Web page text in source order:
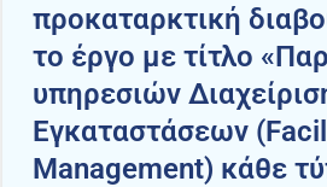
προκαταρκτική
το έργο με τίτλο
υπηρεσιών
Εγκαταστάσεων
Management) κάθε